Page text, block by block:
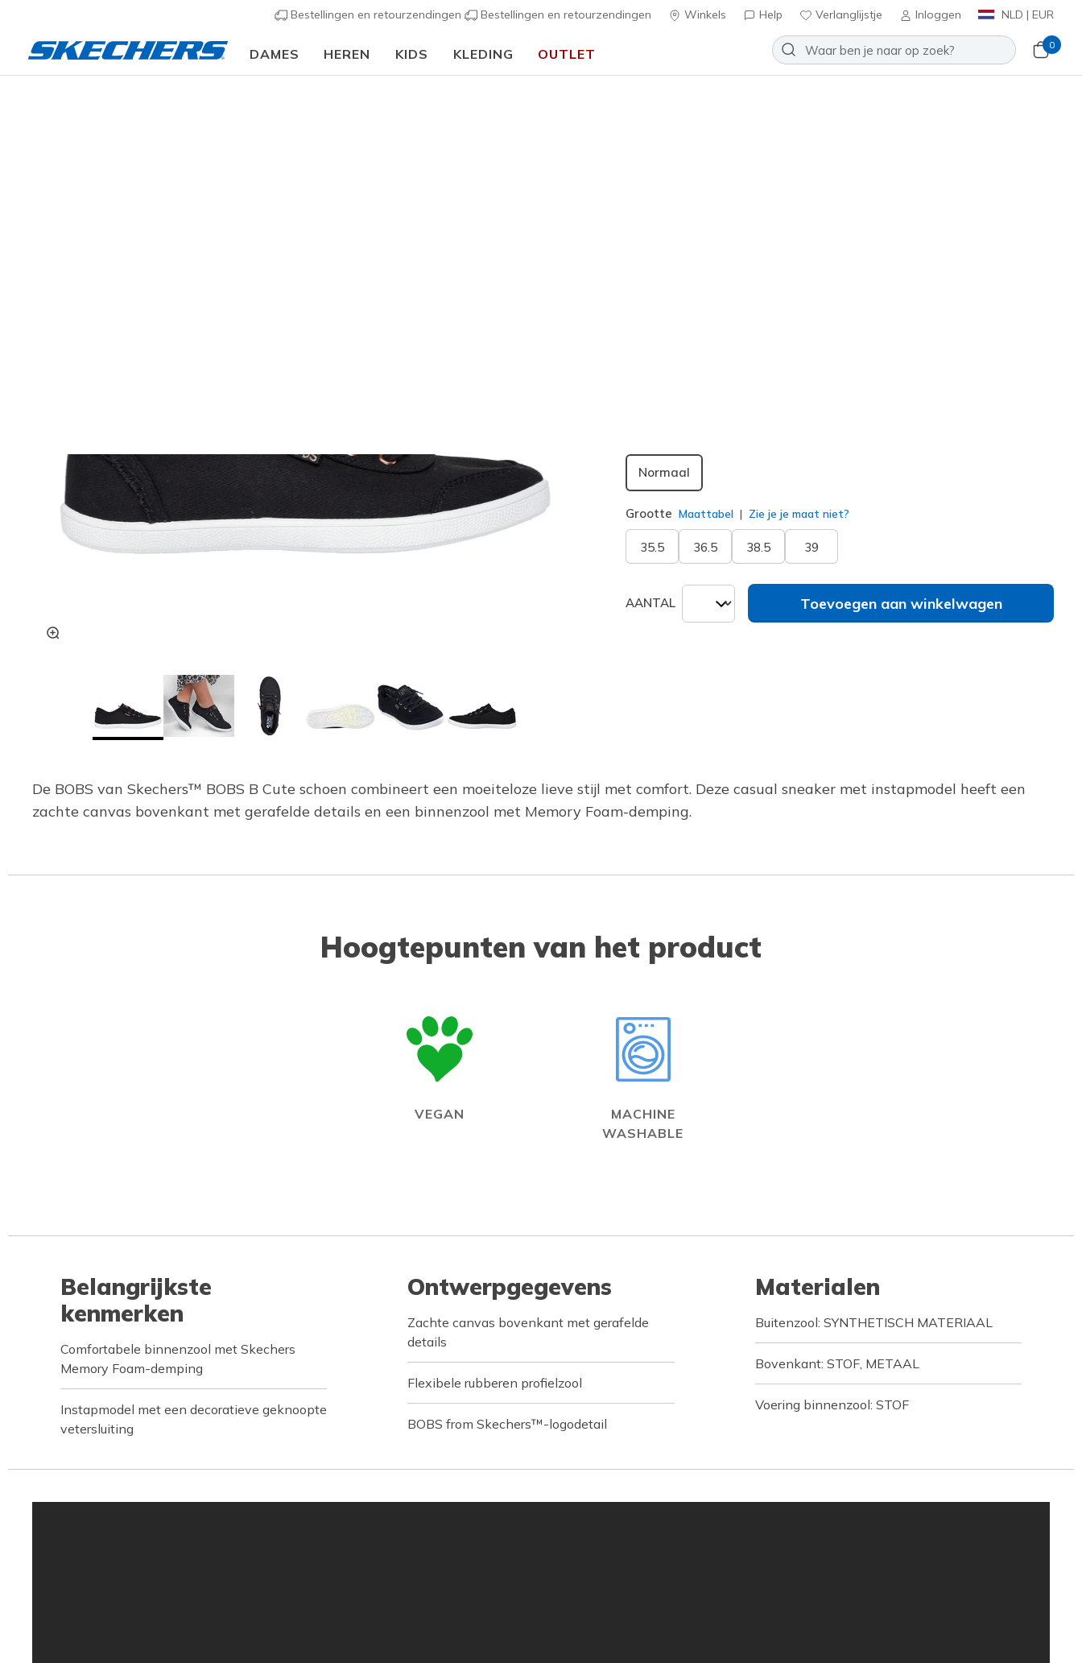
Bestellingen en retourzendingen Bestellingen en retourzendingen Winkels Help Verlanglijstje Inloggen NLD | EUR
DAMES HEREN KIDS KLEDING OUTLET
0
Normaal
Grootte Maattabel Zie je je maat niet?
35.5 36.5 38.5 39
AANTAL Toevoegen aan winkelwagen
De BOBS van Skechers™ BOBS B Cute schoen combineert een moeiteloze lieve stijl met comfort. Deze casual sneaker met instapmodel heeft een
zachte canvas bovenkant met gerafelde details en een binnenzool met Memory Foam-demping.
Hoogtepunten van het product
VEGAN
MACHINE
WASHABLE
Belangrijkste
kenmerken
Comfortabele binnenzool met Skechers
Memory Foam-demping
Instapmodel met een decoratieve geknoopte
vetersluiting
Ontwerpgegevens
Zachte canvas bovenkant met gerafelde
details
Flexibele rubberen profielzool
BOBS from Skechers™-logodetail
Materialen
Buitenzool: SYNTHETISCH MATERIAAL
Bovenkant: STOF, METAAL
Voering binnenzool: STOF